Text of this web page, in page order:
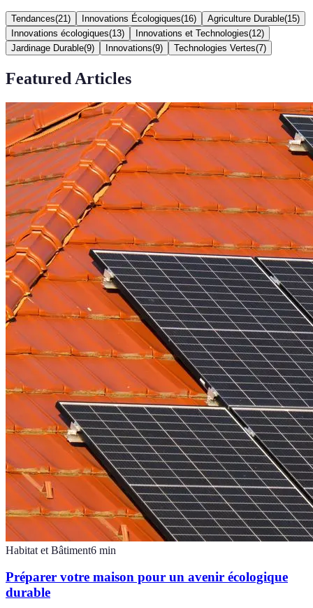
Tendances(21 ) Innovations Écologiques(16) Agriculture Durable(15)
Innovations écologiques(13) Innovations et Technologies(12)
Jardinage Durable(9) Innovations(9) Technologies Vertes(7)
Featured Articles
Habitat et Bâtiment6 min
Préparer votre maison pour un avenir écologique
durable